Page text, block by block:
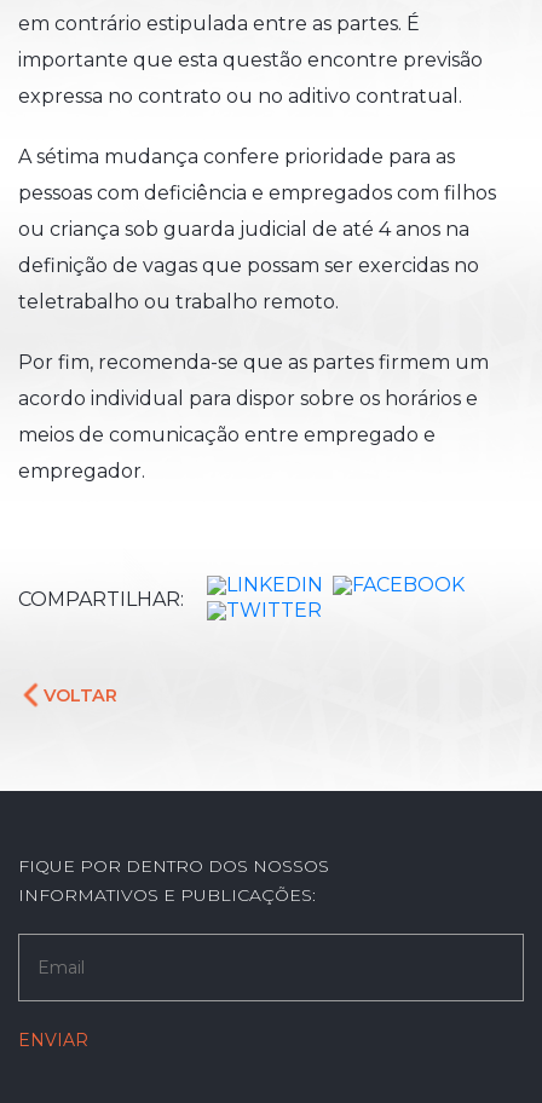
em contrário estipulada entre as partes. É
importante que esta questão encontre previsão
expressa no contrato ou no aditivo contratual.
A sétima mudança confere prioridade para as
pessoas com deficiência e empregados com filhos
ou criança sob guarda judicial de até 4 anos na
definição de vagas que possam ser exercidas no
teletrabalho ou trabalho remoto.
Por fim, recomenda-se que as partes firmem um
acordo individual para dispor sobre os horários e
meios de comunicação entre empregado e
empregador.
VOLTAR
COMPARTILHAR:
FIQUE POR DENTRO DOS NOSSOS
INFORMATIVOS E PUBLICAÇÕES: